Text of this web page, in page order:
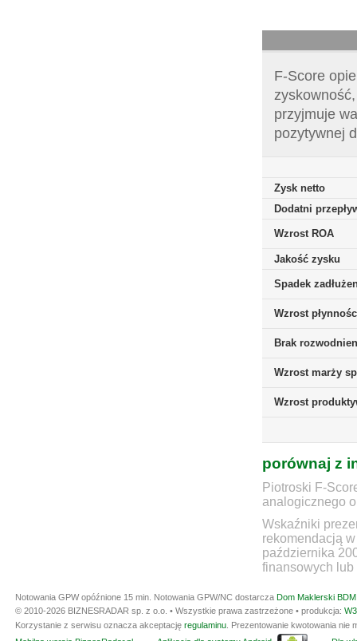
F-Score
przyjmuje
pozytywnej
Zysk netto
Dodatni
Wzrost ROA
Jakość zysku
Spadek
Wzrost
Brak
Wzrost marży
Wzrost
porównaj z
Piotroski F-
analogicznego
Wskaźniki
rekomendacją
października
finansowych lub
Notowania GPW opóźnione 15 min. Notowania GPW/NC dostarcza Dom Maklerski
© 2010-2026 BIZNESRADAR sp. z o.o. • Wszystkie prawa zastrzeżone • produkcja:
Korzystanie z serwisu oznacza akceptację regulaminu . Prezentowanie kwotowania